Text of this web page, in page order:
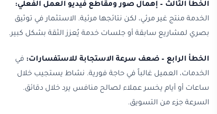
الخطأ الثالث – إهمال صور ومقاطع فيديو العمل الفعلي:
الخدمة منتج غير مرئي، لكن نتائجها مرئية. الاستثمار في توثيق
بصري لمشاريع سابقة أو جلسات خدمة يُعزز الثقة بشكل كبير.
الخطأ الرابع – ضعف سرعة الاستجابة للاستفسارات: في
الخدمات، العميل غالباً في حاجة فورية. نشاط يستجيب خلال
ساعات أو أيام يخسر عملاء لصالح منافس يرد خلال دقائق.
السرعة جزء من التسويق.